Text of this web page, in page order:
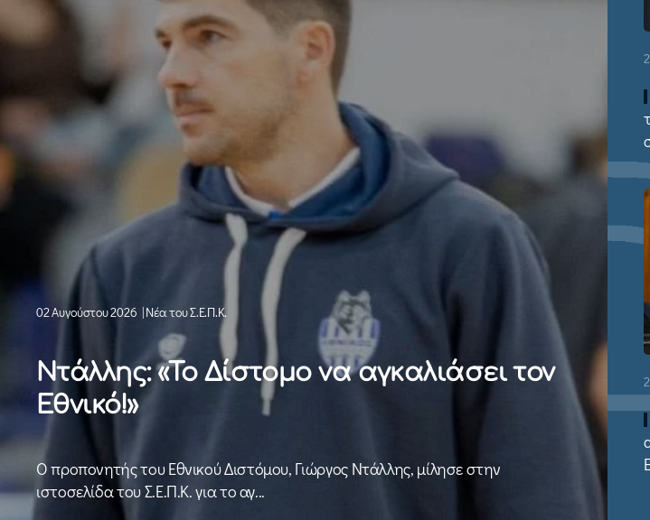
02 Αυγούστου 2026 |Νέα του Σ.Ε.Π.Κ.
Ντάλλης: «Το Δίστομο να αγκαλιάσει τον
Εθνικό!»
Ο προπονητής του Εθνικού Διστόμου, Γιώργος Ντάλλης, μίλησε στην
ιστοσελίδα του Σ.Ε.Π.Κ. για το αγ...